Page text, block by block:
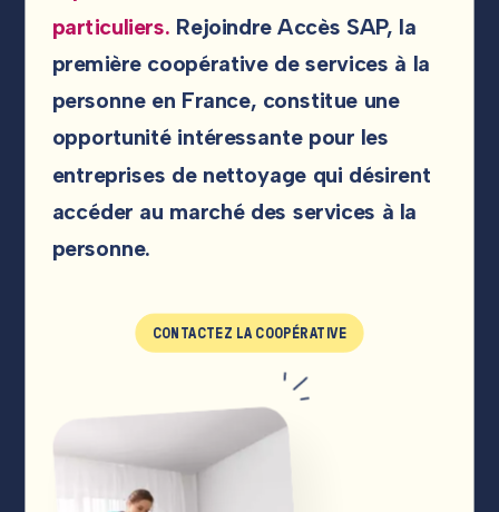
particuliers. Rejoindre Accès SAP, la
première coopérative de services à la
personne en France, constitue une
opportunité intéressante pour les
entreprises de nettoyage qui désirent
accéder au marché des services à la
personne.
CONTACTEZ LA COOPÉRATIVE